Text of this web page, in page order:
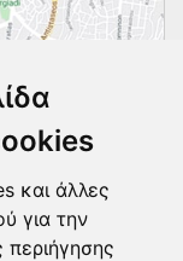
και άλλες
για την
περιήγησης